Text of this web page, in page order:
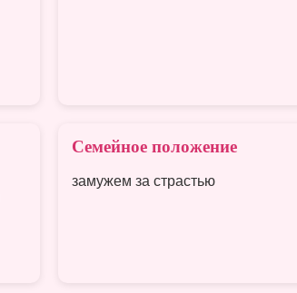
Семейное положение
замужем за страстью